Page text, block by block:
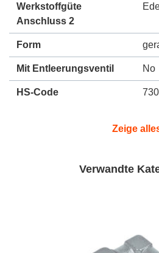
Werkstoffgüte
Anschluss 2
Form
Mit Entleerungsventil No
HS-Code
Zeige
Verwandte